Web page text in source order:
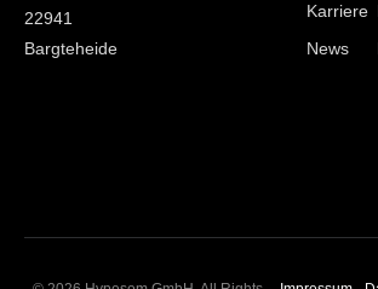
22941
Bargteheide
Karriere
News